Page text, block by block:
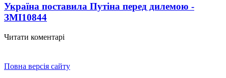
Україна поставила Путіна перед дилемою -
ЗМІ10844
Читати коментарі
Повна версія сайту